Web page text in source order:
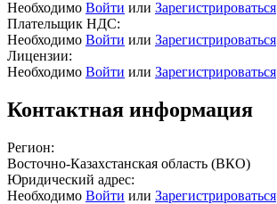
Необходимо Войти или Зарегистрироваться
Плательщик НДС:
Необходимо Войти или Зарегистрироваться
Лицензии:
Необходимо Войти или Зарегистрироваться
Контактная информация
Регион:
Восточно-Казахстанская область (ВКО)
Юридический адрес:
Необходимо Войти или Зарегистрироваться